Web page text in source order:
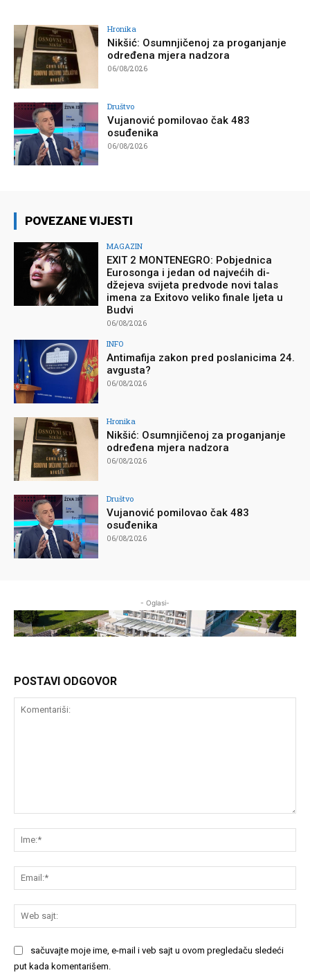
Hronika
Nikšić: Osumnjičenoj za proganjanje
određena mjera nadzora
06/08/2026
Društvo
Vujanović pomilovao čak 483
osuđenika
06/08/2026
POVEZANE VIJESTI
MAGAZIN
EXIT 2 MONTENEGRO: Pobjednica
Eurosonga i jedan od najvećih di-
džejeva svijeta predvode novi talas
imena za Exitovo veliko finale ljeta u
Budvi
06/08/2026
INFO
Antimafija zakon pred poslanicima 24.
avgusta?
06/08/2026
Hronika
Nikšić: Osumnjičenoj za proganjanje
određena mjera nadzora
06/08/2026
Društvo
Vujanović pomilovao čak 483
osuđenika
06/08/2026
- Oglasi-
POSTAVI ODGOVOR
sačuvajte moje ime, e-mail i veb sajt u ovom pregledaču sledeći
put kada komentarišem.